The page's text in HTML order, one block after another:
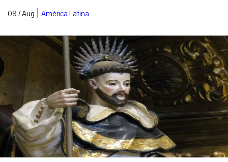
08 / Aug | América Latina